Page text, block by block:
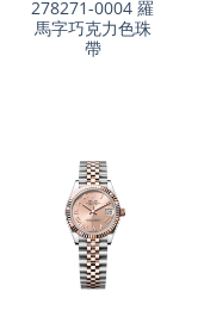
278271-0004 羅
馬字巧克力色珠
帶